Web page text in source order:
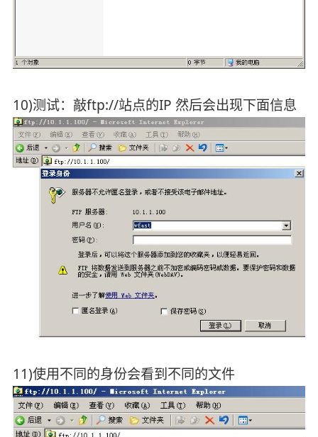
10)测试：敲ftp://站点的IP 然后会出现下面信息
11)使用不同的身份会看到不同的文件